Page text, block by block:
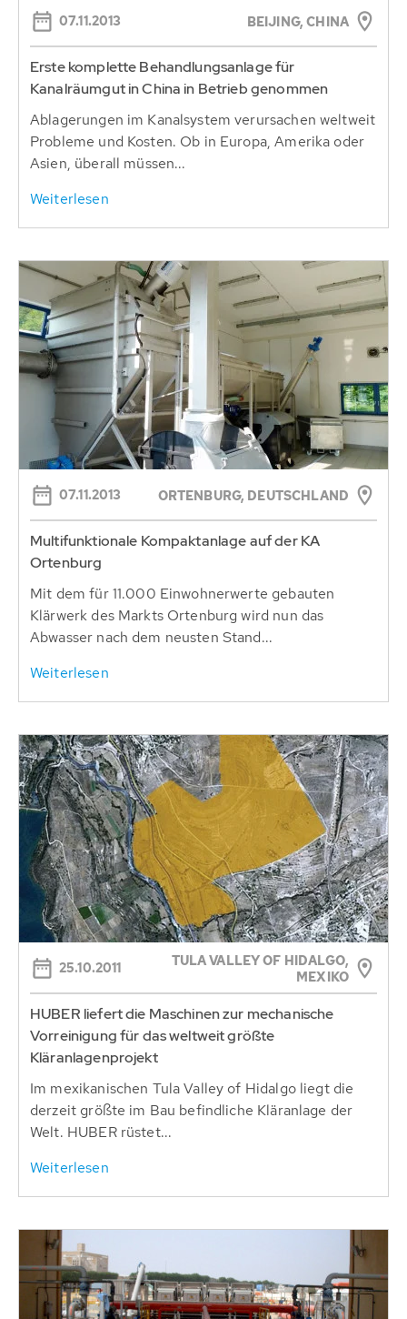
07.11.2013 BEIJING, CHINA
Erste komplette Behandlungsanlage für
Kanalräumgut in China in Betrieb genommen
Ablagerungen im Kanalsystem verursachen weltweit
Probleme und Kosten. Ob in Europa, Amerika oder
Asien, überall müssen...
Weiterlesen
07.11.2013 ORTENBURG, DEUTSCHLAND
Multifunktionale Kompaktanlage auf der KA
Ortenburg
Mit dem für 11.000 Einwohnerwerte gebauten
Klärwerk des Markts Ortenburg wird nun das
Abwasser nach dem neusten Stand...
Weiterlesen
25.10.2011
TULA VALLEY OF HIDALGO,
MEXIKO
HUBER liefert die Maschinen zur mechanische
Vorreinigung für das weltweit größte
Kläranlagenprojekt
Im mexikanischen Tula Valley of Hidalgo liegt die
derzeit größte im Bau befindliche Kläranlage der
Welt. HUBER rüstet...
Weiterlesen